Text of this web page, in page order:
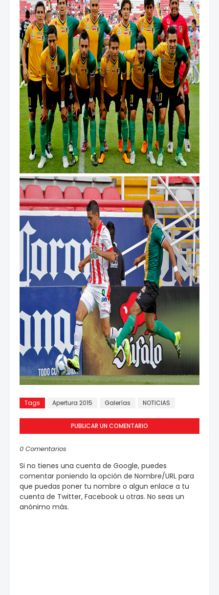
Tags Apertura 2015 Galerías NOTICIAS
PUBLICAR UN COMENTARIO
0 Comentarios
Si no tienes una cuenta de Google, puedes
comentar poniendo la opción de Nombre/URL para
que puedas poner tu nombre o algun enlace a tu
cuenta de Twitter, Facebook u otras. No seas un
anónimo más.